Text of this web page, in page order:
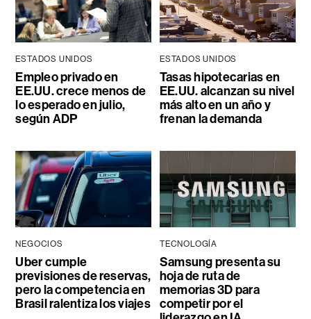
ESTADOS UNIDOS
Empleo privado en
EE.UU. crece menos de
lo esperado en julio,
según ADP
ESTADOS UNIDOS
Tasas hipotecarias en
EE.UU. alcanzan su nivel
más alto en un año y
frenan la demanda
NEGOCIOS
Uber cumple
previsiones de reservas,
pero la competencia en
Brasil ralentiza los viajes
TECNOLOGÍA
Samsung presenta su
hoja de ruta de
memorias 3D para
competir por el